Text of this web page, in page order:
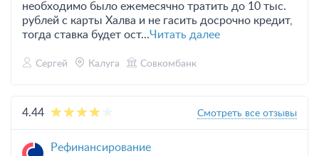
необходимо было ежемесячно тратить до 10 тыс.
рублей с карты Халва и не гасить досрочно кредит,
тогда ставка будет ост...Читать далее
Сергей Калуга Совкомбанк
4.44 Смотреть все отзывы
Рефинансирование